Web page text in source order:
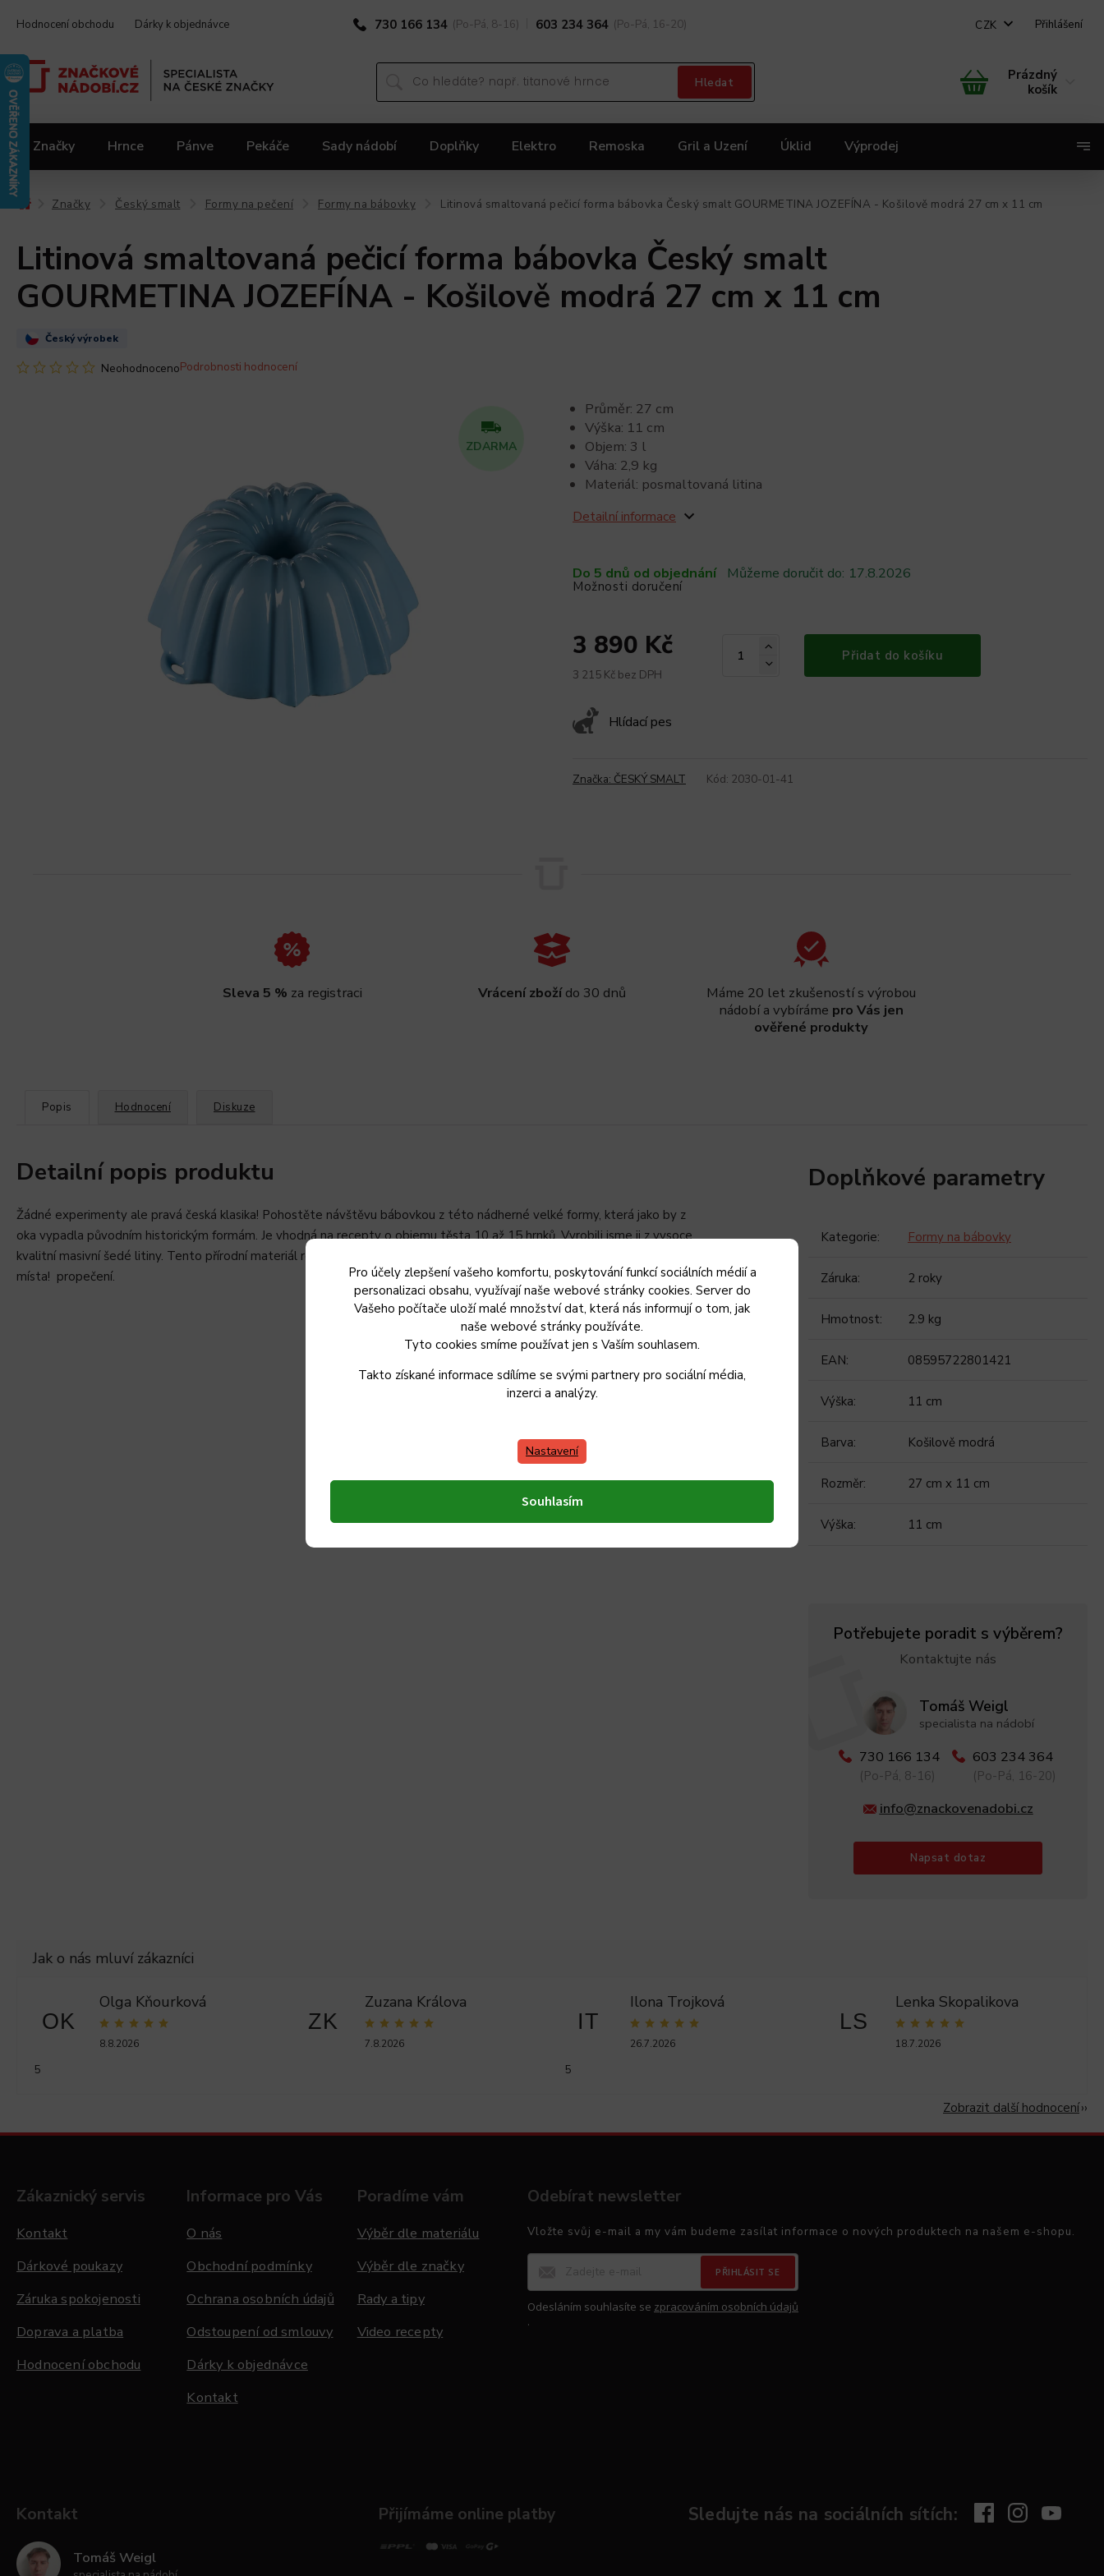
Pro účely zlepšení vašeho komfortu, poskytování funkcí sociálních médií a
personalizaci obsahu, využívají naše webové stránky cookies. Server do
Vašeho počítače uloží malé množství dat, která nás informují o tom, jak
naše webové stránky používáte.
Tyto cookies smíme používat jen s Vaším souhlasem.
Takto získané informace sdílíme se svými partnery pro sociální média,
inzerci a analýzy.
Nastavení
Souhlasím
730 166 134 (Po-Pá, 8-16) 603 234 364 (Po-Pá, 16-20)
Hodnocení obchodu Dárky k objednávce CZK Přihlášení
Hledat
Prázdný
košík
Značky Hrnce Pánve Pekáče Sady nádobí Doplňky Elektro Remoska Gril a Uzení Úklid Výprodej
Video kuchařka Akční nabídka KOLIMAX
Značky Český smalt Formy na pečení Formy na bábovky Litinová smaltovaná pečicí forma bábovka Český smalt GOURMETINA JOZEFÍNA - Košilově modrá 27 cm x 11 cm
Litinová smaltovaná pečicí forma bábovka Český smalt
GOURMETINA JOZEFÍNA - Košilově modrá 27 cm x 11 cm
Český výrobek
NeohodnocenoPodrobnosti hodnocení
ZDARMA
Do 5 dnů od objednání Můžeme doručit do: 17.8.2026
Možnosti doručení
3 890 Kč
3 215 Kč bez DPH
Přidat do košíku
Hlídací pes
Průměr: 27 cm
Výška: 11 cm
Objem: 3 l
Váha: 2,9 kg
Materiál: posmaltovaná litina
Detailní informace
Značka: ČESKÝ SMALT Kód: 2030-01-41
Sleva 5 % za registraci Vrácení zbožído 30 dnů
Máme 20 let zkušeností s výrobou
nádobí a vybíráme pro Vás jen
ověřené produkty
Popis Hodnocení Diskuze
Detailní popis produktu
Žádné experimenty ale pravá česká klasika! Pohostěte návštěvu bábovkou z této nádherné velké formy, která jako by z
oka vypadla původním historickým formám. Je vhodná na recepty o objemu těsta 10 až 15 hrnků. Vyrobili jsme ji z vysoce
kvalitní masivní šedé litiny. Tento přírodní materiál rovnoměrně vede teplo a vy tak vyzrajete na spálená či nedopečená
místa! propečení.
Doplňkové parametry
Kategorie: Formy na bábovky
Záruka: 2 roky
Hmotnost: 2.9 kg
EAN: 08595722801421
Výška: 11 cm
Barva: Košilově modrá
Rozměr: 27 cm x 11 cm
Výška: 11 cm
Potřebujete poradit s výběrem?
Kontaktujte nás
Tomáš Weigl
specialista na nádobí
730 166 134
(Po-Pá, 8-16)
603 234 364
(Po-Pá, 16-20)
info@znackovenadobi.cz
Napsat dotaz
OK
Olga Kňourková
8.8.2026
5
ZK
Zuzana Králova
7.8.2026
IT
Ilona Trojková
26.7.2026
5
LS
Lenka Skopalikova
18.7.2026
Zobrazit další hodnocení
Zákaznický servis
Kontakt
Dárkové poukazy
Záruka spokojenosti
Doprava a platba
Hodnocení obchodu
Informace pro Vás
O nás
Obchodní podmínky
Ochrana osobních údajů
Odstoupení od smlouvy
Dárky k objednávce
Kontakt
Poradíme vám
Výběr dle materiálu
Výběr dle značky
Rady a tipy
Video recepty
Odebírat newsletter
Vložte svůj e-mail a my vám budeme zasílat informace o nových produktech na našem e-shopu.
PŘIHLÁSIT SE
Odesláním souhlasíte se zpracováním osobních údajů
.
Kontakt
Tomáš Weigl
Přijímáme online platby Sledujte nás na sociálních sítích: